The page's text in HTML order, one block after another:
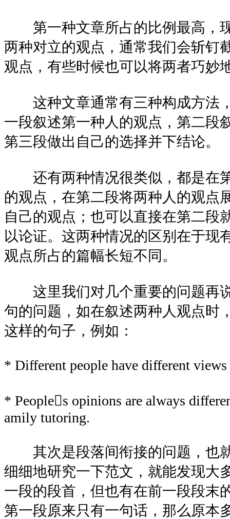
第一种文章所占的比例最高，
两种对立的观点，通常我们会斩钉
观点，有些时候也可以将两者巧妙
这种文章通常有三种构成方法
一段叙述第一种人的观点，第二段
第三段做出自己的选择并下结论。
还有两种情况很类似，都是在
的观点，在第二段将两种人的观点
自己的观点；也可以直接在第二段
以论证。这两种情况的区别在于现
观点所占的篇幅长短不同。
这里我们对几个重要的问题再
句的问题，如在叙述两种人观点时
这样的句子，例如：
* Different people have different
* Peoples opinions are always
amily tutoring.
其次是段落间衔接的问题，也
细细地研究一下范文，就能发现大
一段的段首，但也有在前一段段末
第一段原来只有一句话，那么原本